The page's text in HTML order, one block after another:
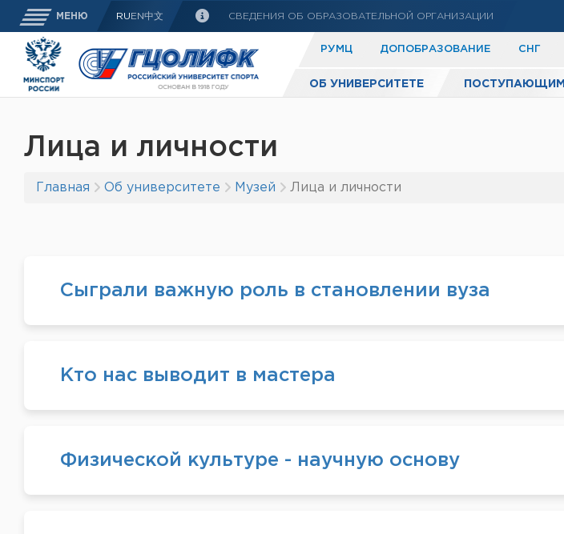
МЕНЮ RU EN中文 СВЕДЕНИЯ ОБ ОБРАЗОВАТЕЛЬНОЙ ОРГАНИЗАЦИИ
РУМЦ ДОПОБРАЗОВАНИЕ СНГ
ОБ УНИВЕРСИТЕТЕ ПОСТУПАЮЩИМ
Лица и личности
Главная Об университете Музей Лица и личности
Сыграли важную роль в становлении вуза
Кто нас выводит в мастера
Физической культуре - научную основу